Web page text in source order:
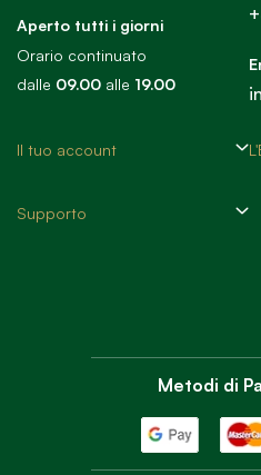
Aperto tutti i giorni
Orario continuato
dalle 09.00 alle 19.00
Il tuo account
Supporto
Metodi di